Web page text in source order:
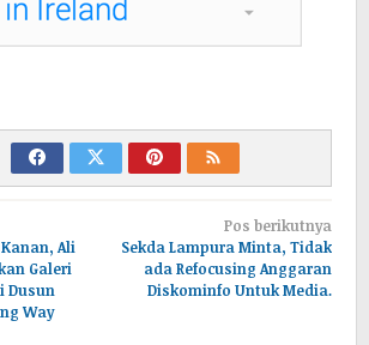
Ali
Galeri
Dusun
Way
Pos berikutnya
Sekda Lampura Minta, Tidak
ada Refocusing Anggaran
Diskominfo Untuk Media.